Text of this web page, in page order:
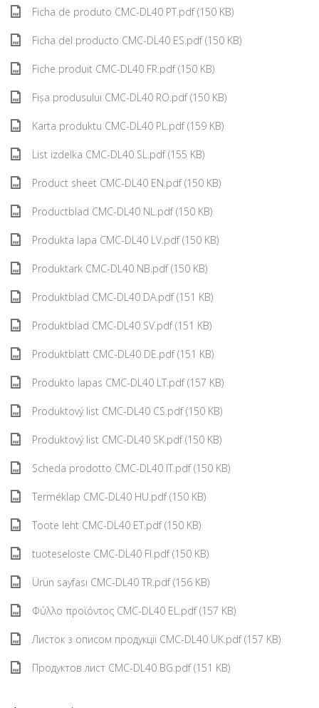
Ficha de produto CMC-DL40 PT.pdf (150 KB)
Ficha del producto CMC-DL40 ES.pdf (150 KB)
Fiche produit CMC-DL40 FR.pdf (150 KB)
Fișa produsului CMC-DL40 RO.pdf (150 KB)
Karta produktu CMC-DL40 PL.pdf (159 KB)
List izdelka CMC-DL40 SL.pdf (155 KB)
Product sheet CMC-DL40 EN.pdf (150 KB)
Productblad CMC-DL40 NL.pdf (150 KB)
Produkta lapa CMC-DL40 LV.pdf (150 KB)
Produktark CMC-DL40 NB.pdf (150 KB)
Produktblad CMC-DL40 DA.pdf (151 KB)
Produktblad CMC-DL40 SV.pdf (151 KB)
Produktblatt CMC-DL40 DE.pdf (151 KB)
Produkto lapas CMC-DL40 LT.pdf (157 KB)
Produktový list CMC-DL40 CS.pdf (150 KB)
Produktový list CMC-DL40 SK.pdf (150 KB)
Scheda prodotto CMC-DL40 IT.pdf (150 KB)
Terméklap CMC-DL40 HU.pdf (150 KB)
Toote leht CMC-DL40 ET.pdf (150 KB)
tuoteseloste CMC-DL40 FI.pdf (150 KB)
Ürün sayfası CMC-DL40 TR.pdf (156 KB)
Φύλλο προϊόντος CMC-DL40 EL.pdf (157 KB)
Листок з описом продукції CMC-DL40 UK.pdf (157 KB)
Продуктов лист CMC-DL40 BG.pdf (151 KB)